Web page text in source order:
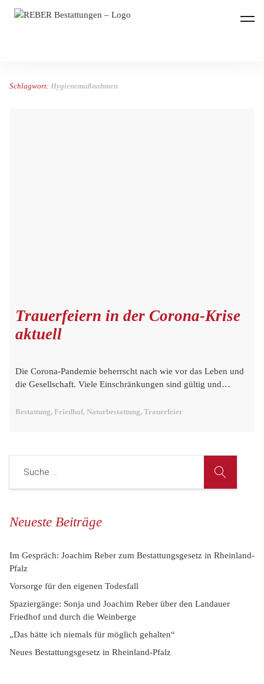
REBER Bestattungen
Schlagwort: Hygienemaßnahmen
Trauerfeiern in der Corona-Krise
aktuell
Die Corona-Pandemie beherrscht nach wie vor das Leben und
die Gesellschaft. Viele Einschränkungen sind gültig und…
Bestattung, Friedhof, Naturbestattung, Trauerfeier
Neueste Beiträge
Im Gespräch: Joachim Reber zum Bestattungsgesetz in Rheinland-
Pfalz
Vorsorge für den eigenen Todesfall
Spaziergänge: Sonja und Joachim Reber über den Landauer
Friedhof und durch die Weinberge
„Das hätte ich niemals für möglich gehalten“
Neues Bestattungsgesetz in Rheinland-Pfalz